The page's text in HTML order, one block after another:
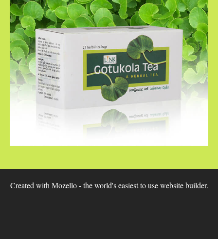
Created with Mozello- the world's easiest to use website builder.